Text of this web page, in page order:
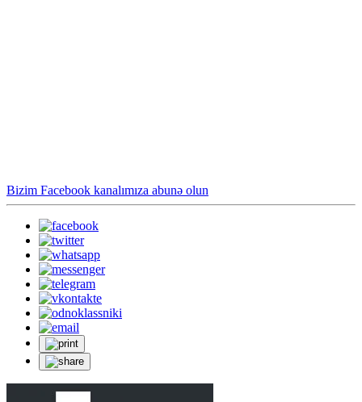
Bizim Facebook kanalımıza abunə olun